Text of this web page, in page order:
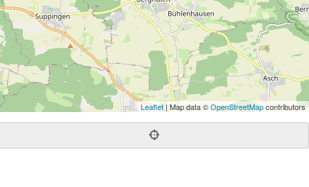
Leaflet | Map data ©OpenStreetMapcontributors